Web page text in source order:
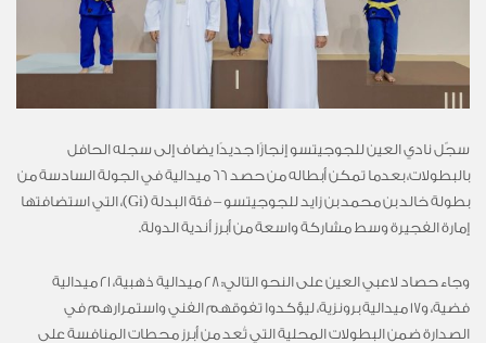
سجّل نادي العين للجوجيتسو إنجازًا جديدًا يضاف إلى سجله الحافل
بالبطولات، بعدما تمكن أبطاله من حصد 66 ميدالية في الجولة السادسة من
بطولة خالد بن محمد بن زايد للجوجيتسو – فئة البدلة (Gi)، التي استضافتها
إمارة الفجيرة وسط مشاركة واسعة من أبرز أندية الدولة.
وجاء حصاد لاعبي العين على النحو التالي: 28 ميدالية ذهبية، 21 ميدالية
فضية، و17 ميدالية برونزية، ليؤكدوا تفوقهم الفني واستمرارهم في
الصدارة ضمن البطولات المحلية التي تُعد من أبرز محطات المنافسة على